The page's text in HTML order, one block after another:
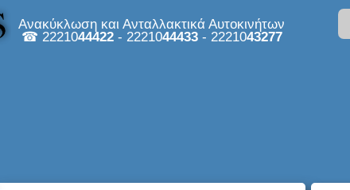
Ανακύκλωση και Ανταλλακτικά Αυτοκινήτων
☎ 2221044422- 2221044433- 2221043277